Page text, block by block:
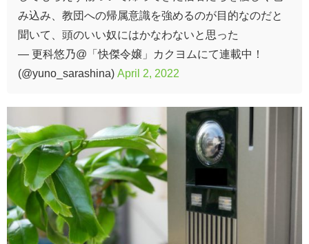
み込み、教団への帰属意識を強めるのが目的なのだと
聞いて、頭のいい奴にはかなわないと思った
— 更科悠乃@「快傑令嬢」カクヨムにて連載中！
(@yuno_sarashina) April 2, 2022